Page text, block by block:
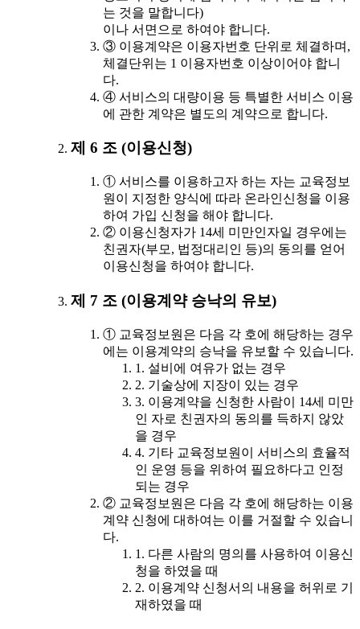
는 것을 말합니다)
이나 서면으로 하여야 합니다.
③ 이용계약은 이용자번호 단위로 체결하며,
체결단위는 1 이용자번호 이상이어야 합니
다.
④ 서비스의 대량이용 등 특별한 서비스 이용
에 관한 계약은 별도의 계약으로 합니다.
제 6 조 (이용신청)
① 서비스를 이용하고자 하는 자는 교육정보
원이 지정한 양식에 따라 온라인신청을 이용
하여 가입 신청을 해야 합니다.
② 이용신청자가 14세 미만인자일 경우에는
친권자(부모, 법정대리인 등)의 동의를 얻어
이용신청을 하여야 합니다.
제 7 조 (이용계약 승낙의 유보)
① 교육정보원은 다음 각 호에 해당하는 경우
에는 이용계약의 승낙을 유보할 수 있습니다.
1. 설비에 여유가 없는 경우
2. 기술상에 지장이 있는 경우
3. 이용계약을 신청한 사람이 14세 미만
인 자로 친권자의 동의를 득하지 않았
을 경우
4. 기타 교육정보원이 서비스의 효율적
인 운영 등을 위하여 필요하다고 인정
되는 경우
② 교육정보원은 다음 각 호에 해당하는 이용
계약 신청에 대하여는 이를 거절할 수 있습니
다.
1. 다른 사람의 명의를 사용하여 이용신
청을 하였을 때
2. 이용계약 신청서의 내용을 허위로 기
재하였을 때